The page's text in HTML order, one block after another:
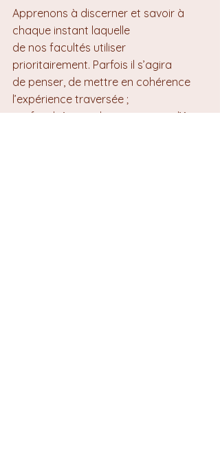
Apprenons à discerner et savoir à
chaque instant laquelle
de nos facultés utiliser
prioritairement. Parfois il s’agira
de penser, de mettre en cohérence
l’expérience traversée ;
parfois il s’agira de communier, d’être